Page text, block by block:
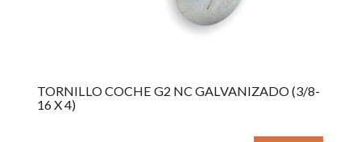
TORNILLO COCHE G2 NC GALVANIZADO (3/8-
16 X 4)